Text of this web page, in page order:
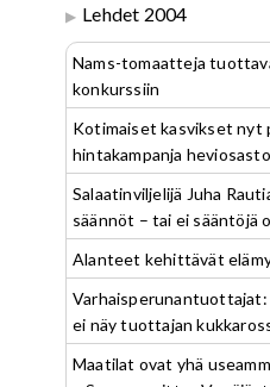
Lehdet 2004
Nams-tomaatteja
konkurssiin
Kotimaiset kasvikset nyt
hintakampanja
Salaatinviljelijä Juha
säännöt – tai ei sääntöjä
Alanteet kehittävät
ei näy tuottajan
Maatilat ovat yhä